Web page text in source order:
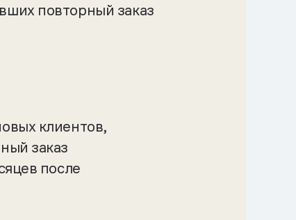
повторный заказ
клиентов,
заказ
после